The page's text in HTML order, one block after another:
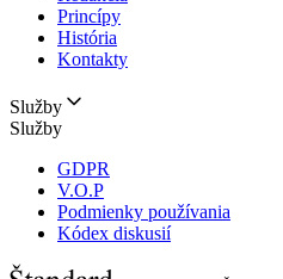
Princípy
História
Kontakty
Služby
Služby
GDPR
V.O.P
Podmienky používania
Kódex diskusií